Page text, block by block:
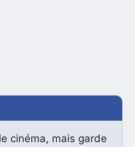
cinéma, mais garde